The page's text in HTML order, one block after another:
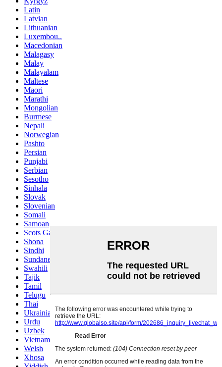
Latin
Latvian
Lithuanian
Luxembou..
Macedonian
Malagasy
Malay
Malayalam
Maltese
Maori
Marathi
Mongolian
Burmese
Nepali
Norwegian
Pashto
Persian
Punjabi
Serbian
Sesotho
Sinhala
Slovak
Slovenian
Somali
Samoan
Scots Gaelic
Shona
Sindhi
Sundanese
Swahili
Tajik
Tamil
Telugu
Thai
Ukrainian
Urdu
Uzbek
Vietnamese
Welsh
Xhosa